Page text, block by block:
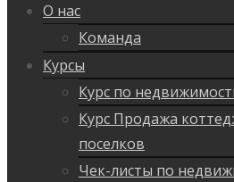
О нас
Команда
Курсы
Курс по
Курс Продажа
поселков
Чек-листы по